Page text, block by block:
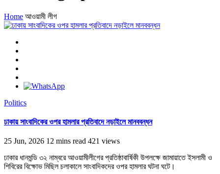
Home আওয়ামী লীগ
Politics
ঢাকায় সাংবাদিকের ওপর হামলার প্রতিবাদে নড়াইলে মানববন্ধন
25 Jun, 2026 12 mins read 421 views
ঢাকার ধানমন্ডি ৩২ নাম্বরে আওয়ামীলীগের প্রতিষ্ঠাবার্ষিকী উপলক্ষে জামায়াতে ইসলামী ও
শিবিরের বিক্ষোভ মিছিল চলাকালে সাংবাদিকদের ওপর হামলার ঘটনা ঘটে।